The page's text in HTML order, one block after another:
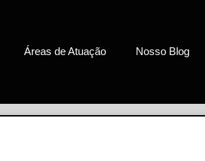
Áreas de Atuação Nosso Blog